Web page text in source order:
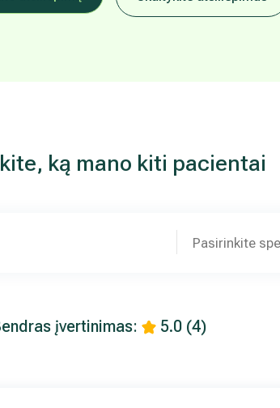
ką mano kiti pacientai
Pasirinkite
įvertinimas: 5.0 (4)